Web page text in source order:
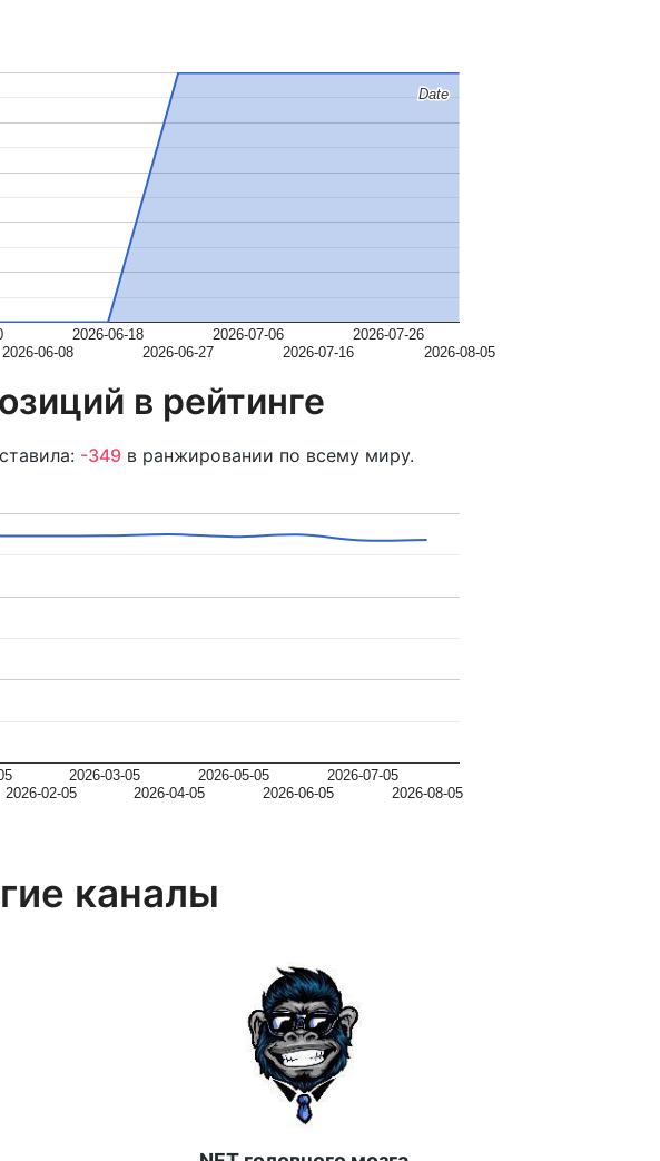
2026-06-08
2026-06-18
2026-06-27
2026-07-06
2026-07-16
2026-07-26
2026-08-05
Date
Date
в рейтинге
-349в ранжировании по всему миру.
2026-02-05
2026-03-05
2026-04-05
2026-05-05
2026-06-05
2026-07-05
2026-08-05
каналы